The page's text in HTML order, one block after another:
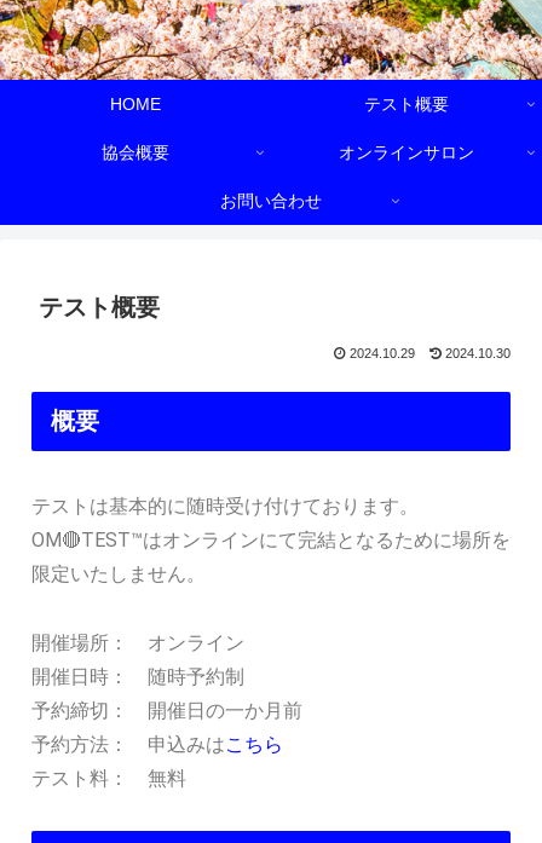
HOME テスト概要
協会概要 オンラインサロン
お問い合わせ
テスト概要
2024.10.29 2024.10.30
概要
テストは基本的に随時受け付けております。
OM🔴TEST™はオンラインにて完結となるために場所を
限定いたしません。
開催場所： オンライン
開催日時： 随時予約制
予約締切： 開催日の一か月前
予約方法： 申込みはこちら
テスト料： 無料